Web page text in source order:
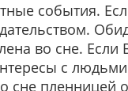
события.
во сне. Если
с
пленницей